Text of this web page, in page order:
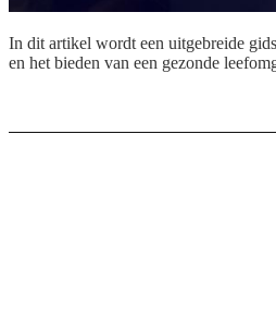
In dit artikel wordt een uitgebreide
en het bieden van een gezonde